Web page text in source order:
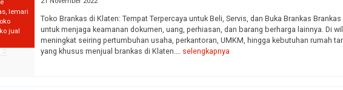
, lemari
jual
Toko Brankas di Klaten: Tempat Terpercaya untuk Beli, Servis, dan Buka Brankas
untuk menjaga keamanan dokumen, uang, perhiasan, dan barang berharga lainnya. Di
meningkat seiring pertumbuhan usaha, perkantoran, UMKM, hingga kebutuhan rumah
yang khusus menjual brankas di Klaten…. selengkapnya